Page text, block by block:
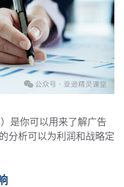
是你可以用来了解广告
分析可以为利润和战略定